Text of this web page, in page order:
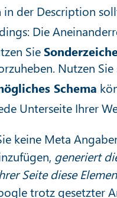
in der Description
Die
Sie
Nutzen Sie
Schema
Unterseite Ihrer
keine Meta
generiert
Seite diese
trotz gesetzter